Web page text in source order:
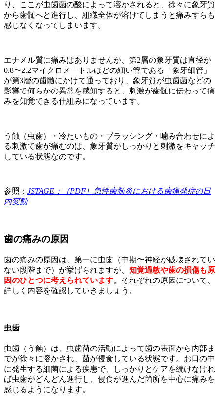
り、ここが虫歯菌の酸によって溶かされると、徐々に象牙質
から歯髄へと進行し、組織全体が溶けてしまうと痛みすらも
感じなくなってしまいます。
エナメル質に痛みはありませんが、第2層の象牙質は直径が
0.8〜2.2マイクロメートルほどの細い管である「象牙細管」
が第3層の歯髄にかけて通っており、象牙質が虫歯菌などの
影響で何らかの異常を感知すると、刺激が歯髄に伝わって痛
みを知覚できる仕組みになっています。
う蝕（虫歯）・冷たいもの・ブラッシング・噛み合わせによ
る刺激で歯が痛むのは、象牙質がしっかりと刺激をキャッチ
している状態なのです。
参照： JSTAGE：（PDF）急性歯髄炎における歯痛発症の日
内変動
歯の痛みの原因
歯の痛みの原因は、第一に虫歯（中期〜神経が破壊されてい
ない段階まで）が挙げられますが、 知覚過敏や歯の損傷も原
因のひとつに考えられています。それぞれの原因について、
詳しく内容を確認していきましょう。
虫歯
虫歯（う蝕）は、虫歯菌の活動によって歯の表面から内部ま
でが徐々に溶かされ、菌が侵食している状態です。 お口の中
に発生する細菌による疾患で、しっかりとケアを続けなけれ
ば虫歯がどんどん進行し、侵食が進んだ箇所を中心に痛みを
感じるようになります。